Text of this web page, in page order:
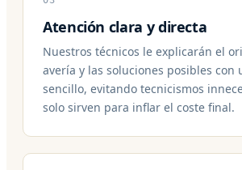
Atención clara y directa
Nuestros técnicos le explicarán el
avería y las soluciones posibles con
sencillo, evitando tecnicismos
solo sirven para inflar el coste final.